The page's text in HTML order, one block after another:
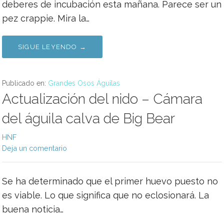
deberes de incubación esta mañana. Parece ser un
pez crappie. Mira la…
SIGUE LEYENDO →
Publicado en: Grandes Osos Águilas
Actualización del nido – Cámara
del águila calva de Big Bear
HNF
Deja un comentario
Se ha determinado que el primer huevo puesto no
es viable. Lo que significa que no eclosionará. La
buena noticia…